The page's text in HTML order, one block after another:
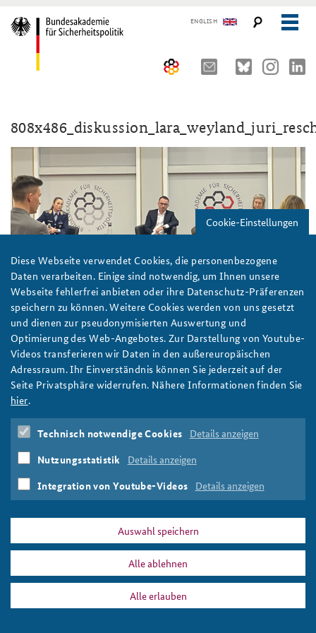
ENGLISH
Auftrag und Organisation
Historischer Ort
Kompetenzzentrum Strategische Vorausschau
Team
Sicherheitspolitische Nachwuchsarbeit
Beirat
Praktika an der BAKS
Anfahrt
Freundeskreis
10 Jahre AKJS
Seminare und Tagungen
Führungskräfteseminar für Sicherheitspolitik
Kernseminar für Sicherheitspolitik
Methodenseminar Strategische Vorausschau
Fachseminar Digitalisierung und Sicherheitspolitik
Fachseminar Desinformation und Sicherheitspolitik
Deutsches Forum Sicherheitspolitik
Arbeitskreis "Junge Sicherheitspolitiker"
Das Sicherheitspolitische Gespräch an der BAKS
Studierendenkonferenz Sicherheitspolitik gestalten
Publikationen und Presse
#angeBAKSt: Aktuelle Kommentare zur Sicherheitspolitik
Arbeitspapiere Sicherheitspolitik
Pressespiegel und Gastbeiträge von BAKS-Angehörigen
Ansprechpartner für Presse- und andere Medienanfragen
Newsletter-Archiv
STUDIENPLATTFORM
Eine Soldatin und zwei Zivilpersonen sitzen auf einem Podium
und blicken zu einem Publikum, aus dem ein Mann und eine
Frau stehend mit ihnen interagieren.
Foto: BAKS
PRESSE DATENSCHUTZ IMPRESSUM FAQ
Cookie-Einstellungen
Diese Webseite verwendet Cookies, die personenbezogene
Daten verarbeiten. Einige sind notwendig, um Ihnen unsere
Webseite fehlerfrei anbieten oder ihre Datenschutz-Präferenzen
speichern zu können. Weitere Cookies werden von uns gesetzt
und dienen zur pseudonymisierten Auswertung und
Optimierung des Web-Angebotes. Zur Darstellung von Youtube-
Videos transferieren wir Daten in den außereuropäischen
Adressraum. Ihr Einverständnis können Sie jederzeit auf der
Seite Privatsphäre widerrufen. Nähere Informationen finden Sie
hier.
Technisch notwendige Cookies Details anzeigen
Nutzungsstatistik Details anzeigen
Integration von Youtube-Videos Details anzeigen
Auswahl speichern
Alle ablehnen
Alle erlauben